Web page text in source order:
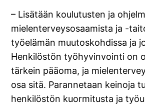
– Lisätään koulutusten ja
mielenterveysosaamista ja -
työelämän muutoskohdissa ja
Henkilöstön työhyvinvointi on
tärkein pääoma, ja
osa sitä. Parannetaan keinoja
henkilöstön kuormitusta ja